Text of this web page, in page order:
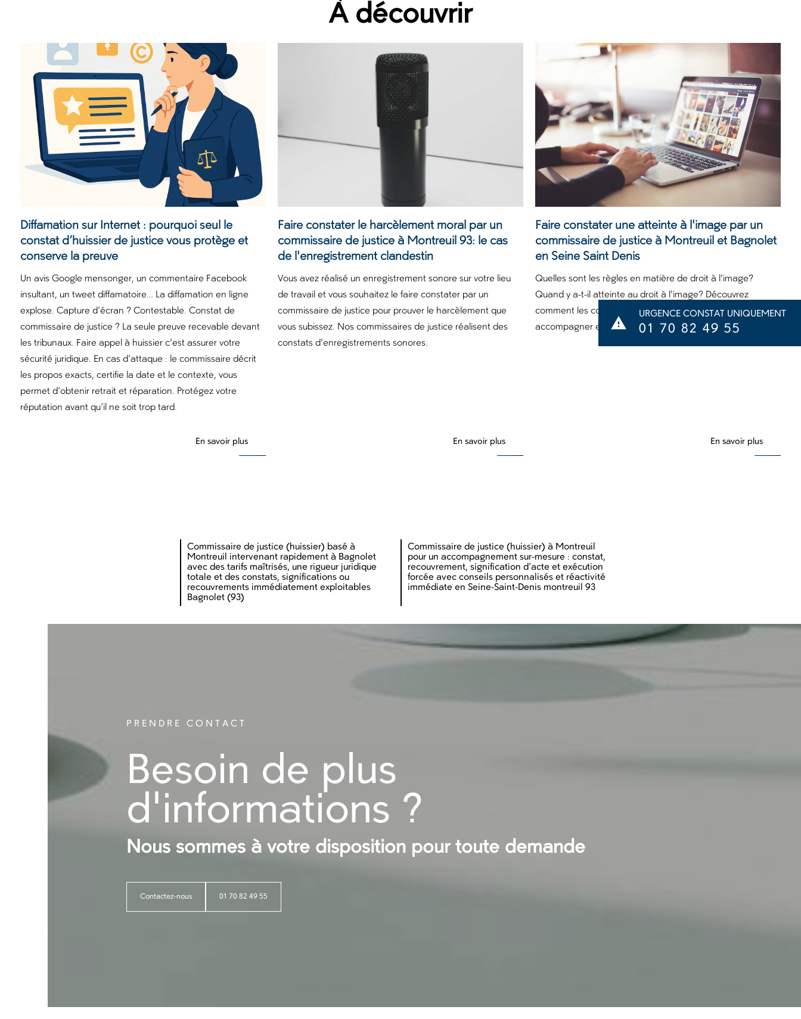
À découvrir
Diffamation sur Internet : pourquoi seul le
constat d’huissier de justice vous protège et
conserve la preuve
Un avis Google mensonger, un commentaire Facebook
insultant, un tweet diffamatoire… La diffamation en ligne
explose. Capture d’écran ? Contestable. Constat de
commissaire de justice ? La seule preuve recevable devant
les tribunaux. Faire appel à huissier c'est assurer votre
sécurité juridique. En cas d’attaque : le commissaire décrit
les propos exacts, certifie la date et le contexte, vous
permet d’obtenir retrait et réparation. Protégez votre
réputation avant qu’il ne soit trop tard.
En savoir plus
Faire constater le harcèlement moral par un
commissaire de justice à Montreuil 93: le cas
de l'enregistrement clandestin
Vous avez réalisé un enregistrement sonore sur votre lieu
de travail et vous souhaitez le faire constater par un
commissaire de justice pour prouver le harcèlement que
vous subissez. Nos commissaires de justice réalisent des
constats d'enregistrements sonores.
En savoir plus
Faire constater une atteinte à l'image par un
commissaire de justice à Montreuil et Bagnolet
en Seine Saint Denis
Quelles sont les règles en matière de droit à l'image?
Quand y a-t-il atteinte au droit à l'image? Découvrez
comment les commissaire de justice peuvent vous
accompagner en réalisant un constat de droit à l'image.
En savoir plus
Commissaire de justice (huissier) basé à
Montreuil intervenant rapidement à Bagnolet
avec des tarifs maîtrisés, une rigueur juridique
totale et des constats, significations ou
recouvrements immédiatement exploitables
Bagnolet (93)
Commissaire de justice (huissier) à Montreuil
pour un accompagnement sur-mesure : constat,
recouvrement, signification d’acte et exécution
forcée avec conseils personnalisés et réactivité
immédiate en Seine-Saint-Denis montreuil 93
PRENDRE CONTACT
Besoin de plus
d'informations ?
Nous sommes à votre disposition pour toute demande
Contactez-nous 01 70 82 49 55
warning
URGENCE CONSTAT UNIQUEMENT
01 70 82 49 55